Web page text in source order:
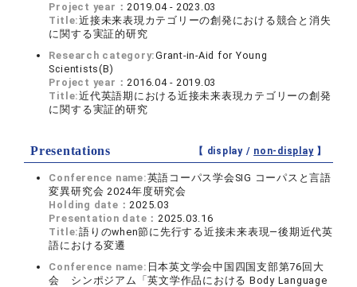
Project year：2019.04 - 2023.03
Title:近接未来表現カテゴリーの創発における競合と消失
に関する実証的研究
Research category:Grant-in-Aid for Young
Scientists(B)
Project year：2016.04 - 2019.03
Title:近代英語期における近接未来表現カテゴリーの創発
に関する実証的研究
Presentations 【 display / non-display】
Conference name:英語コーパス学会SIG コーパスと言語
変異研究会 2024年度研究会
Holding date：2025.03
Presentation date：2025.03.16
Title:語りのwhen節に先行する近接未来表現―後期近代英
語における変遷
Conference name: 日本英文学会中国四国支部第76回大
会 シンポジアム「英文学作品における Body Language